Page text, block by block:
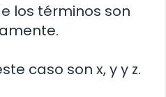
los términos son
caso son x, y y z.